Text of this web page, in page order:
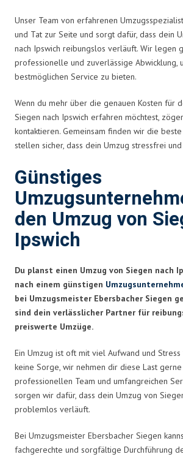
Unser Team von erfahrenen
und Tat zur Seite und sorgt dafür, dass dein
nach Ipswich reibungslos verläuft. Wir legen
professionelle und zuverlässige Abwicklung,
bestmöglichen Service zu bieten.
Wenn du mehr über die genauen Kosten für
Siegen nach Ipswich erfahren möchtest,
kontaktieren. Gemeinsam finden wir die
stellen sicher, dass dein Umzug stressfrei
Günstiges
den Umzug von
Ipswich
Du planst einen Umzug von Siegen nach
nach einem günstigen
bei Umzugsmeister Ebersbacher Siegen
sind dein verlässlicher Partner für
preiswerte Umzüge.
Ein Umzug ist oft mit viel Aufwand und
keine Sorge, wir nehmen dir diese Last
professionellen Team und umfangreichen
sorgen wir dafür, dass dein Umzug von
problemlos verläuft.
Bei Umzugsmeister Ebersbacher Siegen
fachgerechte und sorgfältige Durchführung